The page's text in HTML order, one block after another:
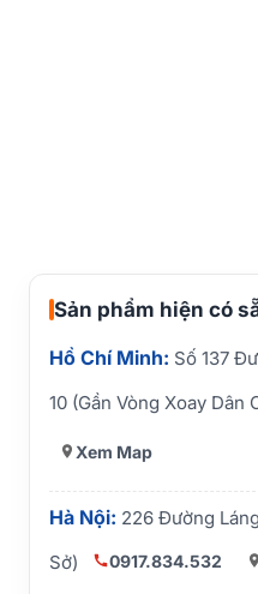
Sản phẩm hiện có
Hồ Chí Minh: Số 137
10 (Gần Vòng Xoay Dân
Xem Map
Hà Nội: 226 Đường
Sở)
0917.834.532